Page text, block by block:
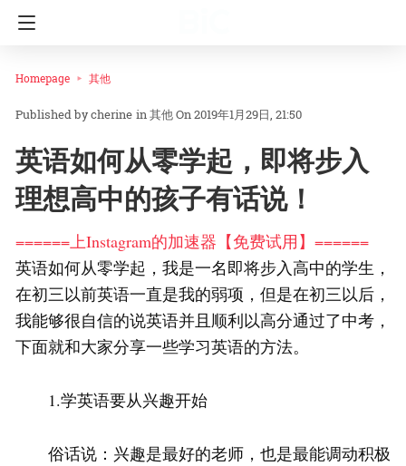
Homepage 其他
cherine in其他On 2019年1月29日, 21:50
英语如何从零学起，即将步入
理想高中的孩子有话说！
======上Instagram的加速器【免费试用】======
英语如何从零学起，我是一名即将步入高中的学生，
在初三以前英语一直是我的弱项，但是在初三以后，
我能够很自信的说英语并且顺利以高分通过了中考，
下面就和大家分享一些学习英语的方法。
1.学英语要从兴趣开始
俗话说：兴趣是最好的老师，也是最能调动积极